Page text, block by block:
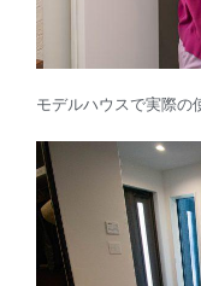
モデルハウスで実際の